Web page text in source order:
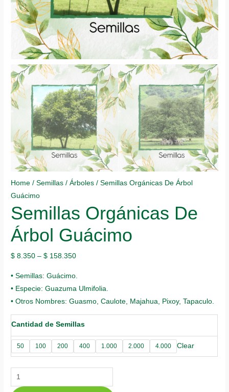
Home /Semillas /Árboles / Semillas Orgánicas De Árbol
Guácimo
Semillas Orgánicas De
Árbol Guácimo
$ 8.350 –$ 158.350
• Semillas: Guácimo.
• Especie: Guazuma Ulmifolia.
• Otros Nombres: Guasmo, Caulote, Majahua, Pixoy, Tapaculo.
Cantidad de Semillas
50 100 200 400 1.000 2.000 4.000 Clear
Semillas
Orgánicas